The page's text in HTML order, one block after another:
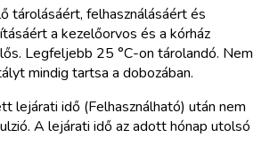
tárolásáért, felhasználásáért és
a kezelőorvos és a kórház
Legfeljebb 25 °C-on tárolandó. Nem
mindig tartsa a dobozában.
lejárati idő (Felhasználható) után nem
A lejárati idő az adott hónap utolsó